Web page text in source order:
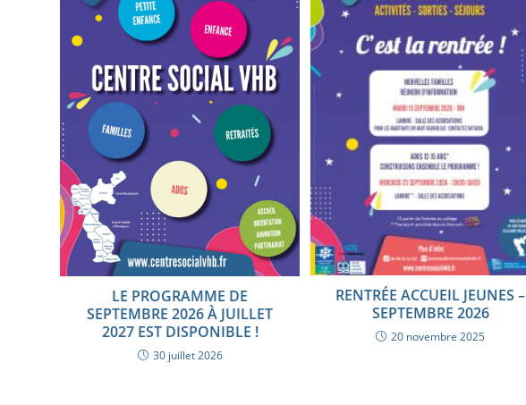
LE PROGRAMME DE
SEPTEMBRE 2026 À JUILLET
2027 EST DISPONIBLE !
30 juillet 2026
RENTRÉE ACCUEIL JEUNES –
SEPTEMBRE 2026
20 novembre 2025